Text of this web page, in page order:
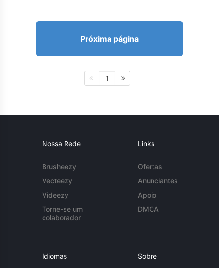
Próxima página
1
Nossa Rede
Brusheezy
Vecteezy
Videezy
Torne-se um
colaborador
Links
Ofertas
Anunciantes
Apoio
DMCA
Idiomas Sobre